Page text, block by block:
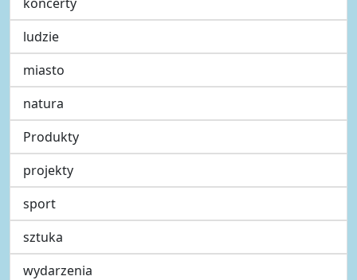
ludzie
miasto
natura
Produkty
projekty
sport
sztuka
wydarzenia